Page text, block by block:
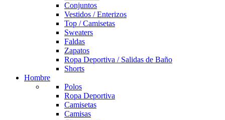
Conjuntos
Vestidos / Enterizos
Top / Camisetas
Sweaters
Faldas
Zapatos
Ropa Deportiva / Salidas de Baño
Shorts
Hombre
Polos
Ropa Deportiva
Camisetas
Camisas